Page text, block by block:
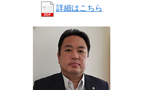
詳細はこちら